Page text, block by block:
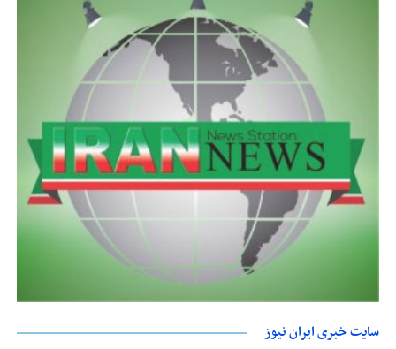
سایت خبری ایران نیوز